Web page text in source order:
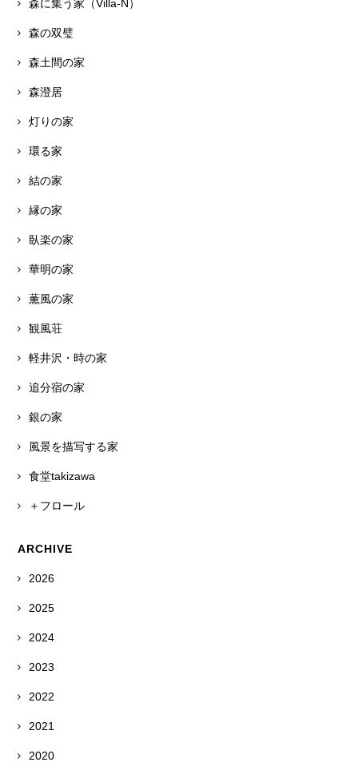
森に集う家（Villa-N）
森の双璧
森土間の家
森澄居
灯りの家
環る家
結の家
縁の家
臥楽の家
華明の家
薫風の家
観風荘
軽井沢・時の家
追分宿の家
銀の家
風景を描写する家
食堂takizawa
＋フロール
ARCHIVE
2026
2025
2024
2023
2022
2021
2020